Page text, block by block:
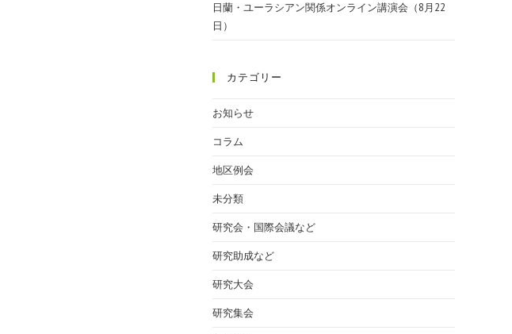
日蘭・ユーラシアン関係オンライン講演会（8月22
日）
カテゴリー
お知らせ
コラム
地区例会
未分類
研究会・国際会議など
研究助成など
研究大会
研究集会